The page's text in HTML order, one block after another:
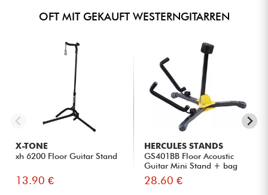
OFT MIT GEKAUFT WESTERNGITARREN
X-TONE
xh 6200 Floor Guitar Stand
13.90 €
HERCULES STANDS
GS401BB Floor Acoustic
Guitar Mini Stand + bag
28.60 €